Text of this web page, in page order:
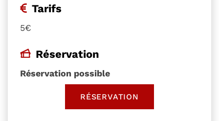
Tarifs
5€
Réservation
Réservation possible
RÉSERVATION, OUVRE UNE NOUVELLE